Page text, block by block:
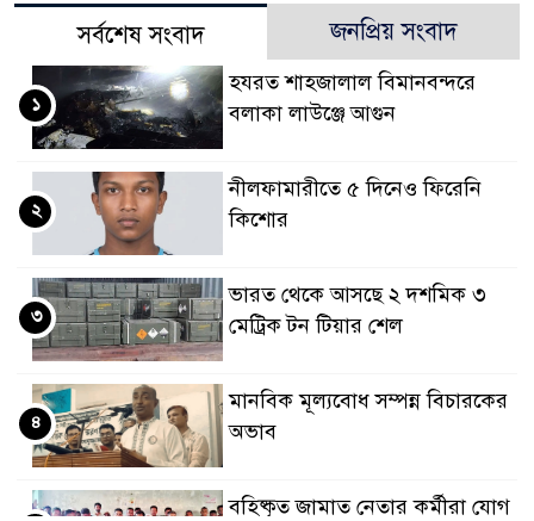
সর্বশেষ সংবাদ জনপ্রিয় সংবাদ
হযরত শাহজালাল বিমানবন্দরে
বলাকা লাউঞ্জে আগুন
১
নীলফামারীতে ৫ দিনেও ফিরেনি
কিশোর
২
ভারত থেকে আসছে ২ দশমিক ৩
মেট্রিক টন টিয়ার শেল
৩
মানবিক মূল্যবোধ সম্পন্ন বিচারকের
অভাব
৪
বহিষ্কৃত জামাত নেতার কর্মীরা যোগ